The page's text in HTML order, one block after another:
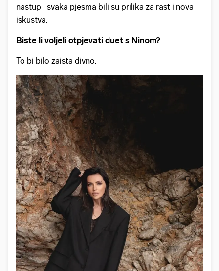
nastup i svaka pjesma bili su prilika za rast i nova
iskustva.
Biste li voljeli otpjevati duet s Ninom?
To bi bilo zaista divno.